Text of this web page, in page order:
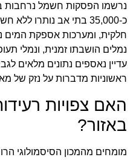
נרשמו הפסקות חשמל נרחבות
כ-35,000 בתי אב נותרו
חלקית, ומערכות אספקת המים
נמלים הושבתו זמנית, ונמלי
עדיין נאספים נתונים מלאים
ראשוניות מדברות על נזק של
האם צפויות
באזור?
מומחים מהמכון הסיסמולוגי